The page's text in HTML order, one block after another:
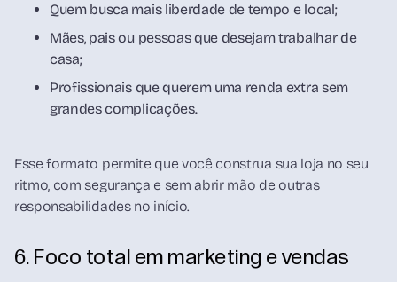
Quem busca mais liberdade de tempo e local;
Mães, pais ou pessoas que desejam trabalhar de
casa;
Profissionais que querem uma renda extra sem
grandes complicações.
Esse formato permite que você construa sua loja no seu
ritmo, com segurança e sem abrir mão de outras
responsabilidades no início.
6. Foco total em marketing e vendas